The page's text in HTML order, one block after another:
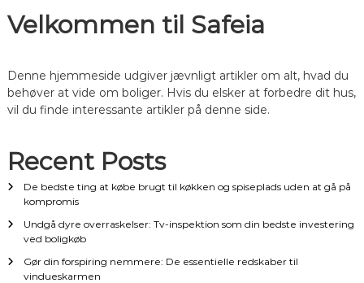
s
n
a
i
Velkommen til Safeia
Denne hjemmeside udgiver jævnligt artikler om alt, hvad du
behøver at vide om boliger. Hvis du elsker at forbedre dit hus,
vil du finde interessante artikler på denne side.
Recent Posts
De bedste ting at købe brugt til køkken og spiseplads uden at gå på
kompromis
Undgå dyre overraskelser: Tv-inspektion som din bedste investering
ved boligkøb
Gør din forspiring nemmere: De essentielle redskaber til
vindueskarmen